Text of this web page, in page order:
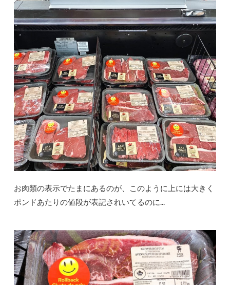
お肉類の表示でたまにあるのが、このように上には大きく
ポンドあたりの値段が表記されいてるのに...